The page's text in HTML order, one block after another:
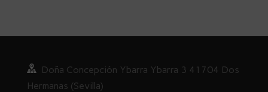
Doña Concepción Ybarra Ybarra 3 41704 Dos
Hermanas (Sevilla)